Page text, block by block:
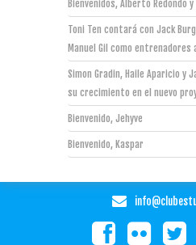
Bienvenidos, Alberto Redondo
Toni Ten contará con Jack
Manuel Gil como entrenadores
Simon Gradin, Haile Aparicio y
su crecimiento en el nuevo
Bienvenido, Jehyve
Bienvenido, Kaspar